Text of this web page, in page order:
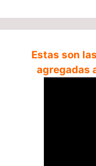
Estas son
agregadas